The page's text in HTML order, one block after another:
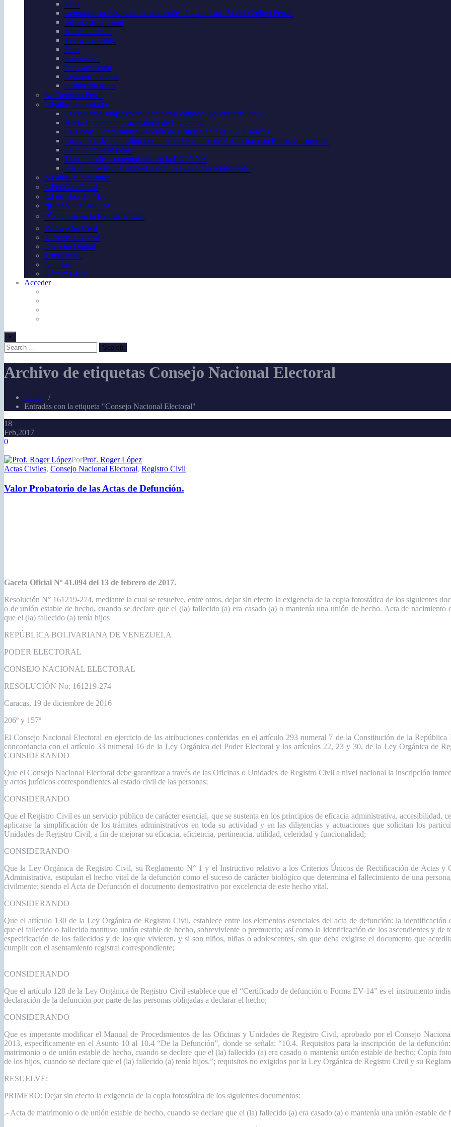
Pena
atenuantes previstas en los numerales 2 y 4 del art. 74 del Código Penal.
cálculo de la penal
Aberratio Ictus
Teoría del delito
Pena
Imputación
Pena accesoria
Legítima defensa
dosimetría penal
⚖️+Derecho Penal
⚖️Fallos comentados
El elemento subjetivo del tipo penal culposo y el error del tipo.
Hacia la autonomía acusatoria de la víctima.
La Doble Conformidad. Acción de Nulidad ante el TSJ. Caracas.
Los vicios de inconstitucionalidad del Recurso de Apelación con Efecto Suspensivo
La culpabilidad penal
Tipos Penales contemplados en la LOPNNA
Prisión provisional impuesta por los superiores jerárquicos.
⚖️Fallos Vínculantes
⚖️PodCast Penal
⚖️Doctrina del MP.
💲Penal PREMIUM
🖊️Publicar en la Revista Digital
📖Derecho Civil
📖Revista Digital
Derecho Digital
Trivia Penal
Noticias
Gómez Grillo
Acceder
×
Archivo de etiquetas Consejo Nacional Electoral
Inicio /
Entradas con la etiqueta "Consejo Nacional Electoral"
18
Feb,2017
0
PorProf. Roger López
Actas Civiles, Consejo Nacional Electoral, Registro Civil
Valor Probatorio de las Actas de Defunción.
Gaceta Oficial Nº 41.094 del 13 de febrero de 2017.
Resolución N° 161219-274, mediante la cual se resuelve, entre otros, dejar sin efecto la exigencia de la copia fotostática de los siguientes
o de unión estable de hecho, cuando se declare que el (la) fallecido (a) era casado (a) o mantenía una unión de hecho. Acta de nacimiento
que el (la) fallecido (a) tenía hijos
REPÚBLICA BOLIVARIANA DE VENEZUELA
PODER ELECTORAL
CONSEJO NACIONAL ELECTORAL
RESOLUCIÓN No. 161219-274
Caracas, 19 de diciembre de 2016
206º y 157º
El Consejo Nacional Electoral en ejercicio de las atribuciones conferidas en el artículo 293 numeral 7 de la Constitución de la República
concordancia con el artículo 33 numeral 16 de la Ley Orgánica del Poder Electoral y los artículos 22, 23 y 30, de la Ley Orgánica de
CONSIDERANDO
Que el Consejo Nacional Electoral debe garantizar a través de las Oficinas o Unidades de Registro Civil a nivel nacional la inscripción
y actos jurídicos correspondientes al estado civil de las personas;
CONSIDERANDO
Que el Registro Civil es un servicio público de carácter esencial, que se sustenta en los principios de eficacia administrativa, accesibilidad,
aplicarse la simplificación de los trámites administrativos en toda su actividad y en las diligencias y actuaciones que solicitan los
Unidades de Registro Civil, a fin de mejorar su eficacia, eficiencia, pertinencia, utilidad, celeridad y funcionalidad;
CONSIDERANDO
Que la Ley Orgánica de Registro Civil, su Reglamento N° 1 y el Instructivo relativo a los Criterios Únicos de Rectificación de Actas y
Administrativa, estipulan el hecho vital de la defunción como el suceso de carácter biológico que determina el fallecimiento de una
civilmente; siendo el Acta de Defunción el documento demostrativo por excelencia de este hecho vital.
CONSIDERANDO
Que el artículo 130 de la Ley Orgánica de Registro Civil, establece entre los elementos esenciales del acta de defunción: la identificación
que el fallecido o fallecida mantuvo unión estable de hecho, sobreviviente o premuerto; así como la identificación de los ascendientes y de
especificación de los fallecidos y de los que vivieren, y si son niños, niñas o adolescentes, sin que deba exigirse el documento que
cumplir con el asentamiento registral correspondiente;
CONSIDERANDO
Que el artículo 128 de la Ley Orgánica de Registro Civil establece que el “Certificado de defunción o Forma EV-14” es el instrumento
declaración de la defunción por parte de las personas obligadas a declarar el hecho;
CONSIDERANDO
Que es imperante modificar el Manual de Procedimientos de las Oficinas y Unidades de Registro Civil, aprobado por el Consejo
2013, específicamente en el Asunto 10 al 10.4 “De la Defunción”, donde se señala: “10.4. Requisitos para la inscripción de la
matrimonio o de unión estable de hecho, cuando se declare que el (la) fallecido (a) era casado o mantenía unión estable de hecho; Copia
de los hijos, cuando se declare que el (la) fallecido (a) tenía hijos.”; requisitos no exigidos por la Ley Orgánica de Registro Civil y su
RESUELVE:
PRIMERO: Dejar sin efecto la exigencia de la copia fotostática de los siguientes documentos:
.- Acta de matrimonio o de unión estable de hecho, cuando se declare que el (la) fallecido (a) era casado (a) o mantenía una unión estable de